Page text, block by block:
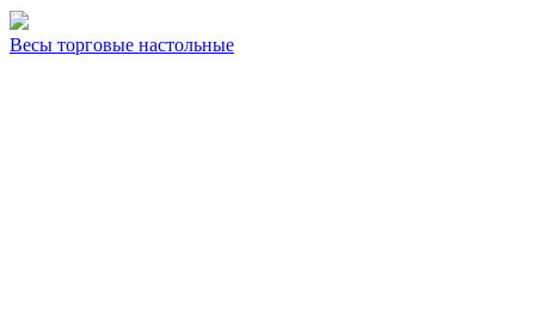
Весы торговые настольные